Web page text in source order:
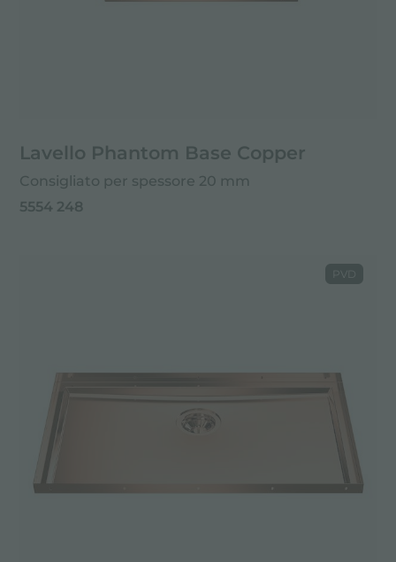
Lavello Phantom Base Copper
Consigliato per spessore 20 mm
5554 248
PVD